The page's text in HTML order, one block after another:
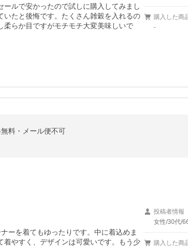
ルで安かったので試しに購入してみまし
たと後悔です。たくさん雑穀を入れるの
らか目ですがモチモチ大変美味しいで
購入した商
-
料・メール便不可
ーを着てもゆったりです。中に着込めま
やすく、デザインは可愛いです。もう少
投稿者情報
女性/30代/
購入した商